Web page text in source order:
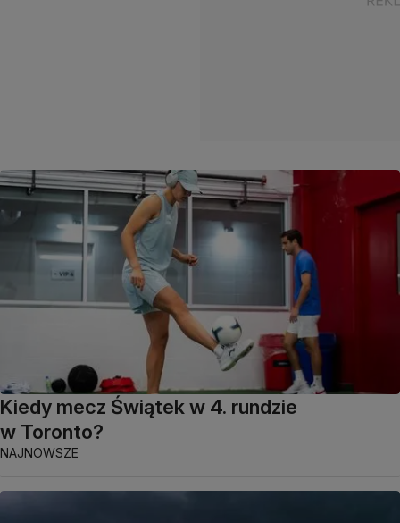
Kiedy mecz Świątek w 4. rundzie
w Toronto?
NAJNOWSZE